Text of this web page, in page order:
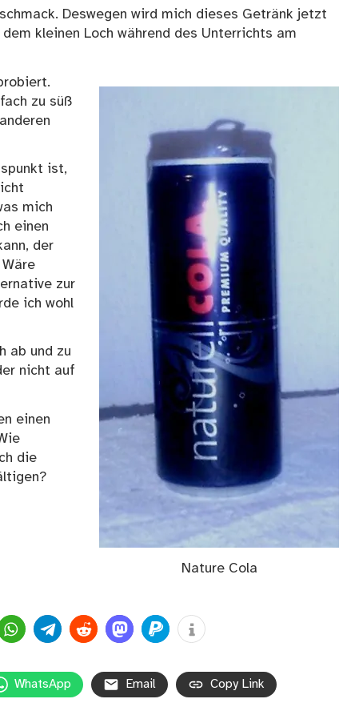
Deswegen wird mich dieses Getränk jetzt
kleinen Loch während des Unterrichts am
Nature Cola
zu süß
ist,
mich
einen
der
zur
ich wohl
ab und zu
nicht auf
einen
die
WhatsApp Email Copy Link